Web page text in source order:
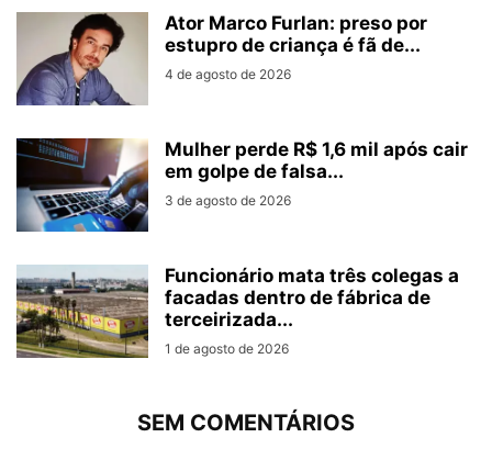
Ator Marco Furlan: preso por
estupro de criança é fã de...
4 de agosto de 2026
Mulher perde R$ 1,6 mil após cair
em golpe de falsa...
3 de agosto de 2026
Funcionário mata três colegas a
facadas dentro de fábrica de
terceirizada...
1 de agosto de 2026
SEM COMENTÁRIOS